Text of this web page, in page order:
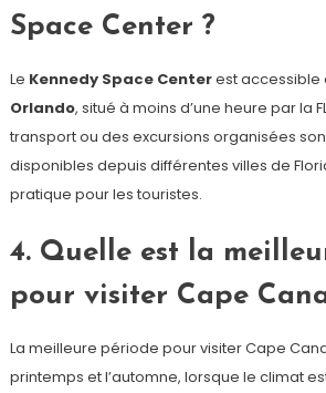
Space Center ?
Le Kennedy Space Centerest accessible
Orlando, situé à moins d’une heure par la
transport ou des excursions organisées
disponibles depuis différentes villes de
pratique pour les touristes.
4. Quelle est la
pour visiter Cape
La meilleure période pour visiter Cape
printemps et l’automne, lorsque le climat